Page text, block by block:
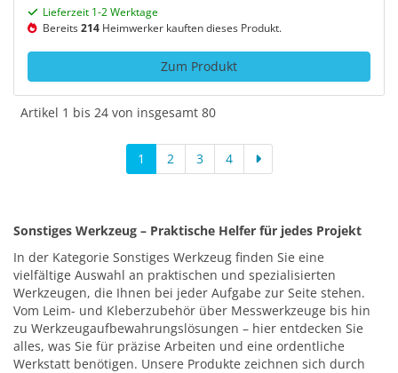
Lieferzeit 1-2 Werktage
Bereits214 Heimwerker kauften dieses Produkt.
Zum Produkt
Artikel 1 bis 24 von insgesamt 80
1 2 3 4
Sonstiges Werkzeug – Praktische Helfer für jedes Projekt
In der Kategorie Sonstiges Werkzeug finden Sie eine
vielfältige Auswahl an praktischen und spezialisierten
Werkzeugen, die Ihnen bei jeder Aufgabe zur Seite stehen.
Vom Leim- und Kleberzubehör über Messwerkzeuge bis hin
zu Werkzeugaufbewahrungslösungen – hier entdecken Sie
alles, was Sie für präzise Arbeiten und eine ordentliche
Werkstatt benötigen. Unsere Produkte zeichnen sich durch